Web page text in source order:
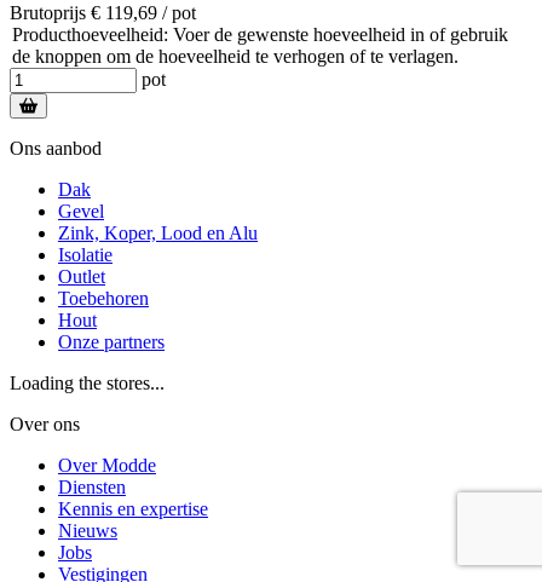
Brutoprijs € 119,69 / pot
Producthoeveelheid: Voer de gewenste hoeveelheid in of gebruik
de knoppen om de hoeveelheid te verhogen of te verlagen.
pot
Ons aanbod
Dak
Gevel
Zink, Koper, Lood en Alu
Isolatie
Outlet
Toebehoren
Hout
Onze partners
Loading the stores...
Over ons
Over Modde
Diensten
Kennis en expertise
Nieuws
Jobs
Vestigingen